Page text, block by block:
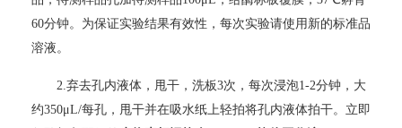
60分钟。为保证实验结果有效性，每次实验请使用新的标准品
溶液。
2.弃去孔内液体，甩干，洗板3次，每次浸泡1-2分钟，大
约350μL/每孔，甩干并在吸水纸上轻拍将孔内液体拍干。立即